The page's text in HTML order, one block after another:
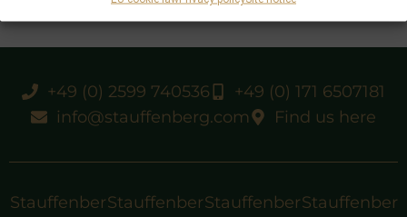
+49 (0) 2599 740536
+49 (0) 171 6507181
info@stauffenberg.com
Find us here
StauffenberStauffenberStauffenberStauffenber